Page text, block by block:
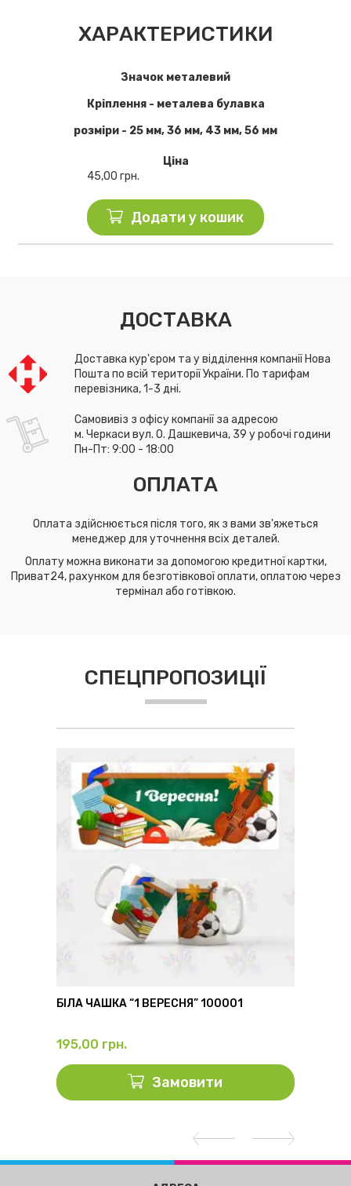
ХАРАКТЕРИСТИКИ
Значок металевий
Кріплення - металева булавка
розміри - 25 мм, 36 мм, 43 мм, 56 мм
Ціна
45,00 грн.
Додати у кошик
ДОСТАВКА
Доставка кур'єром та у відділення компанії Нова
Пошта по всій території України. По тарифам
перевізника, 1-3 дні.
Самовивіз з офісу компанії за адресою
м. Черкаси вул. О. Дашкевича, 39 у робочі години
Пн-Пт: 9:00 - 18:00
ОПЛАТА
Оплата здійснюється після того, як з вами зв'яжеться
менеджер для уточнення всіх деталей.
Оплату можна виконати за допомогою кредитної картки,
Приват24, рахунком для безготівкової оплати, оплатою через
термінал або готівкою.
СПЕЦПРОПОЗИЦІЇ
БІЛА ЧАШКА “1 ВЕРЕСНЯ” 100001
195,00 грн.
Замовити